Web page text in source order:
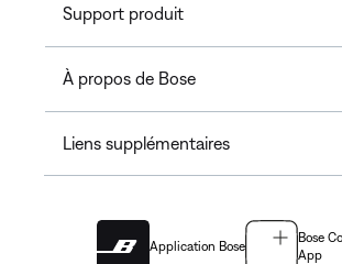
Support produit
À propos de Bose
Liens supplémentaires
Application Bose
Bose
App